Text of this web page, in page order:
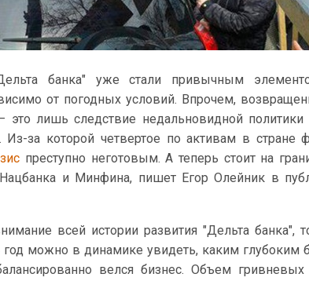
банка" уже стали привычным
от погодных условий. Впрочем,
это лишь следствие недальновидной политики
за которой четвертое по активам в стране
преступно неготовым. А теперь стоит на
и Минфина, пишет Егор Олейник в
всей истории развития "Дельта банка",
год можно в динамике увидеть, каким глубоким
велся бизнес. Объем гривневых